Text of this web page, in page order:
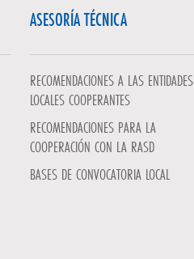
ASESORÍA TÉCNICA
RECOMENDACIONES A LAS ENTIDADES
LOCALES COOPERANTES
RECOMENDACIONES PARA LA
COOPERACIÓN CON LA RASD
BASES DE CONVOCATORIA LOCAL